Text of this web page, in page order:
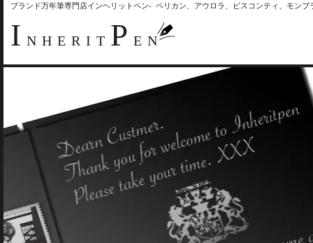
ブランド万年筆専門店インヘリットペン- ペリカン、アウロラ、ビスコンティ、モン
I NHERIT P EN